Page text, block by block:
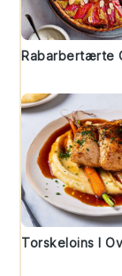
Rabarbertærte
Torskeloins I